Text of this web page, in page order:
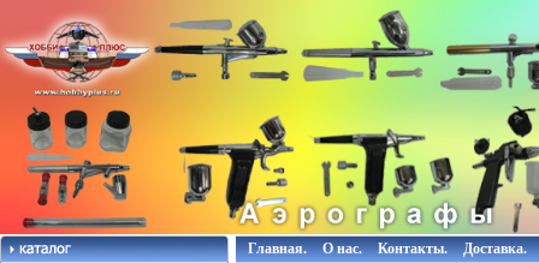
Главная. О нас. Контакты. Доставка.